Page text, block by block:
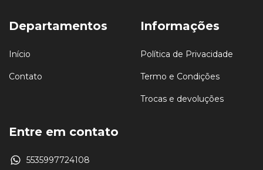
Departamentos
Início
Contato
Informações
Política de Privacidade
Termo e Condições
Trocas e devoluções
Entre em contato
5535997724108